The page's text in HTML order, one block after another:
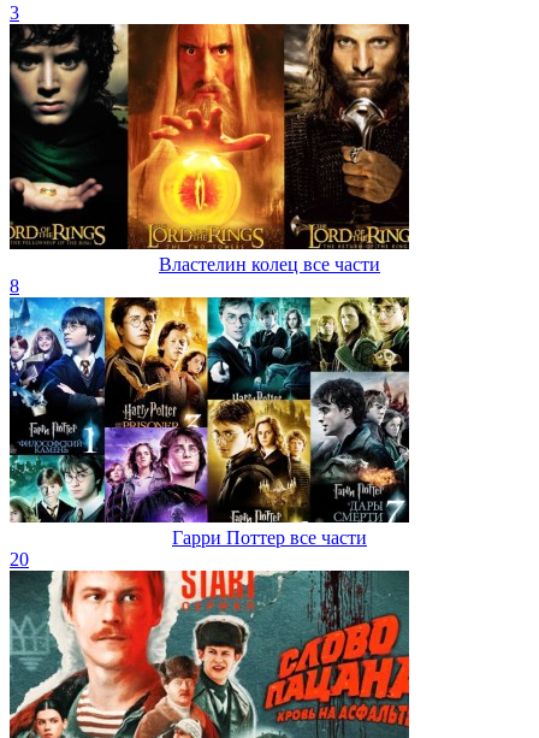
3
Властелин колец все части
8
Гарри Поттер все части
20